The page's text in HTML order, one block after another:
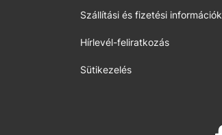
Szállítási és fizetési információk
Hírlevél-feliratkozás
Sütikezelés